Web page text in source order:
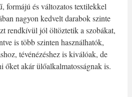
formájú és változatos textilekkel
nagyon kedvelt darabok szinte
rendkívül jól öltöztetik a szobákat,
is több szinten használhatók,
tévénézéshez is kiválóak, de
őket akár ülőalkalmatosságnak is.